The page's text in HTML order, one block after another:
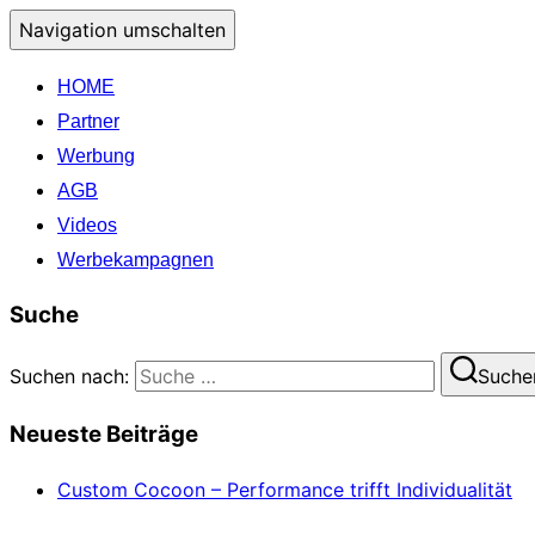
Navigation umschalten
HOME
Partner
Werbung
AGB
Videos
Werbekampagnen
Suche
Suchen nach:
Neueste Beiträge
Custom Cocoon – Performance trifft Individualität